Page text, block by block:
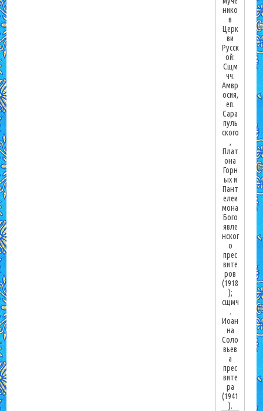
нико
в
Церк
ви
Русск
ой:
Сщм
чч.
Амвр
осия,
еп.
Сара
пуль
ского
,
Плат
она
Горн
ых и
Пант
елеи
мона
Бого
явле
нског
о
прес
вите
ров
(1918
);
сщмч
.
Иоан
на
Соло
вьев
а
прес
вите
ра
(1941
).